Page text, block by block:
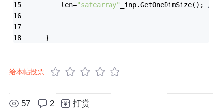
		len=
"safearray" _inp.GetOneDimSize(); //
	}
给本帖投票
57 2 打赏